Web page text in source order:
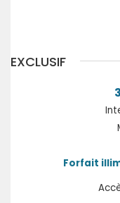
EXCLUSIF
Forfait